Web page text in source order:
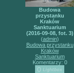
Budowa
przystanku
Kraków
Sanktuarium
(2016-09-08, fot. 3)
(admin)
Budowa przystanku
Kraków
Sanktuarium
Komentarzy: 0